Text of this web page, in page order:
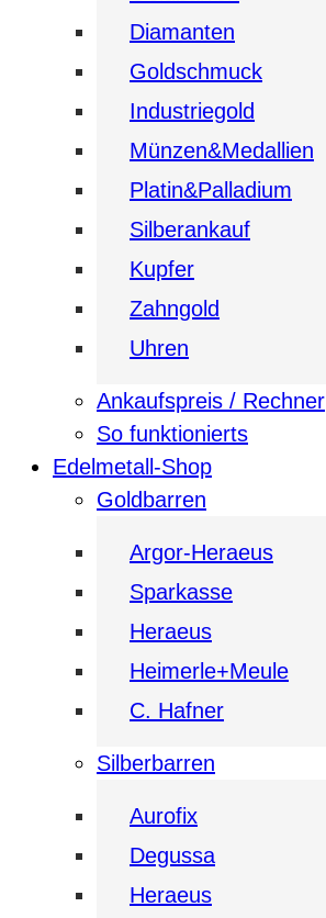
Diamanten
Goldschmuck
Industriegold
Münzen&Medallien
Platin&Palladium
Silberankauf
Kupfer
Zahngold
Uhren
Ankaufspreis / Rechner
So funktionierts
Edelmetall-Shop
Goldbarren
Argor-Heraeus
Sparkasse
Heraeus
Heimerle+Meule
C. Hafner
Silberbarren
Aurofix
Degussa
Heraeus